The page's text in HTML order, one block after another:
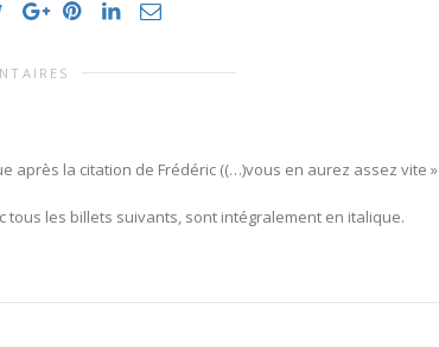
après la citation de Frédéric ((…)vous en aurez assez vite »
tous les billets suivants, sont intégralement en italique.